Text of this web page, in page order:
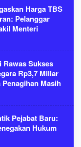
Harga TBS
Pelanggar
Menteri
Rawas Sukses
Rp3,7 Miliar
Masih
Pejabat Baru:
Hukum